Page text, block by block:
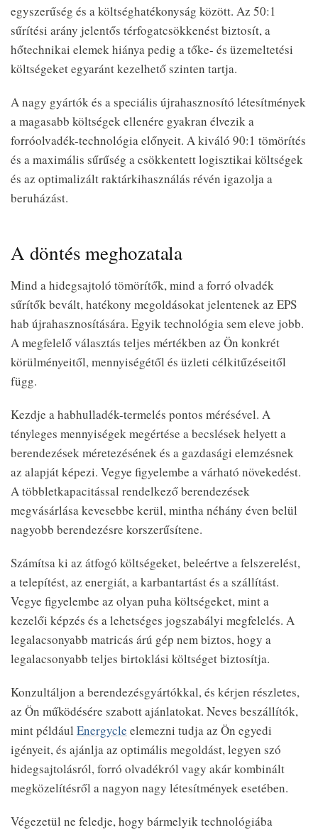
egyszerűség és a költséghatékonyság között. Az 50:1
sűrítési arány jelentős térfogatcsökkenést biztosít, a
hőtechnikai elemek hiánya pedig a tőke- és üzemeltetési
költségeket egyaránt kezelhető szinten tartja.
A nagy gyártók és a speciális újrahasznosító létesítmények
a magasabb költségek ellenére gyakran élvezik a
forróolvadék-technológia előnyeit. A kiváló 90:1 tömörítés
és a maximális sűrűség a csökkentett logisztikai költségek
és az optimalizált raktárkihasználás révén igazolja a
beruházást.
A döntés meghozatala
Mind a hidegsajtoló tömörítők, mind a forró olvadék
sűrítők bevált, hatékony megoldásokat jelentenek az EPS
hab újrahasznosítására. Egyik technológia sem eleve jobb.
A megfelelő választás teljes mértékben az Ön konkrét
körülményeitől, mennyiségétől és üzleti célkitűzéseitől
függ.
Kezdje a habhulladék-termelés pontos mérésével. A
tényleges mennyiségek megértése a becslések helyett a
berendezések méretezésének és a gazdasági elemzésnek
az alapját képezi. Vegye figyelembe a várható növekedést.
A többletkapacitással rendelkező berendezések
megvásárlása kevesebbe kerül, mintha néhány éven belül
nagyobb berendezésre korszerűsítene.
Számítsa ki az átfogó költségeket, beleértve a felszerelést,
a telepítést, az energiát, a karbantartást és a szállítást.
Vegye figyelembe az olyan puha költségeket, mint a
kezelői képzés és a lehetséges jogszabályi megfelelés. A
legalacsonyabb matricás árú gép nem biztos, hogy a
legalacsonyabb teljes birtoklási költséget biztosítja.
Konzultáljon a berendezésgyártókkal, és kérjen részletes,
az Ön működésére szabott ajánlatokat. Neves beszállítók,
mint például Energycle elemezni tudja az Ön egyedi
igényeit, és ajánlja az optimális megoldást, legyen szó
hidegsajtolásról, forró olvadékról vagy akár kombinált
megközelítésről a nagyon nagy létesítmények esetében.
Végezetül ne feledje, hogy bármelyik technológiába